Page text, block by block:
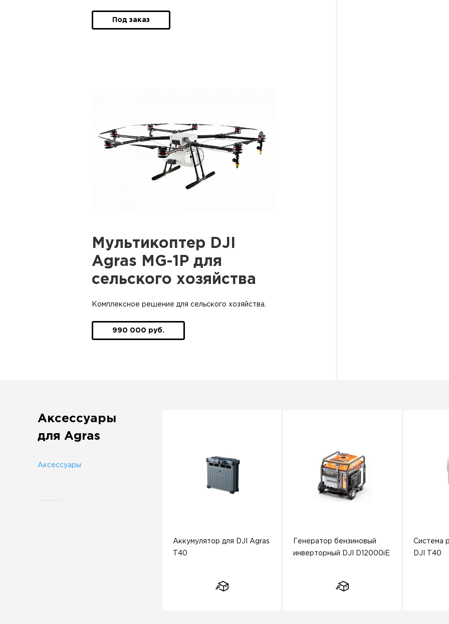
Под заказ
Мультикоптер DJI
Agras MG-1P для
сельского хозяйства
Комплексное решение для сельского хозяйства.
990 000 руб.
Аксессуары
для Agras
Аксессуары
Аккумулятор для DJI Agras
T40
Генератор бензиновый
инверторный DJI D12000iE
Система
DJI T40